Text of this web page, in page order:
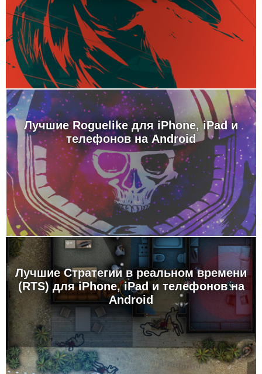
Лучшие Roguelike для iPhone, iPad и
телефонов на Android
Лучшие Стратегии в реальном времени
(RTS) для iPhone, iPad и телефонов на
Android